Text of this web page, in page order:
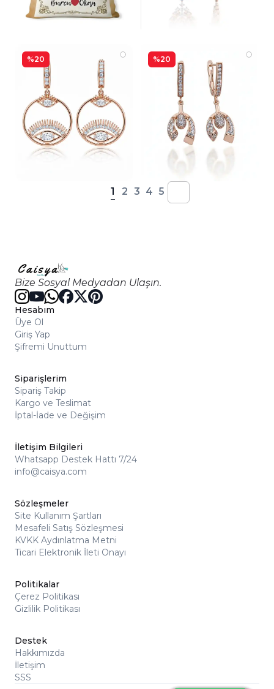
%20 %20
1 2 3 4 5
Bize Sosyal Medyadan Ulaşın.
Hesabım
Üye Ol
Giriş Yap
Şifremi Unuttum
Siparişlerim
Sipariş Takip
Kargo ve Teslimat
İptal-İade ve Değişim
İletişim Bilgileri
Whatsapp Destek Hattı 7/24
info@caisya.com
Sözleşmeler
Site Kullanım Şartları
Mesafeli Satış Sözleşmesi
KVKK Aydınlatma Metni
Ticari Elektronik İleti Onayı
Politikalar
Çerez Politikası
Gizlilik Politikası
Destek
Hakkımızda
İletişim
SSS